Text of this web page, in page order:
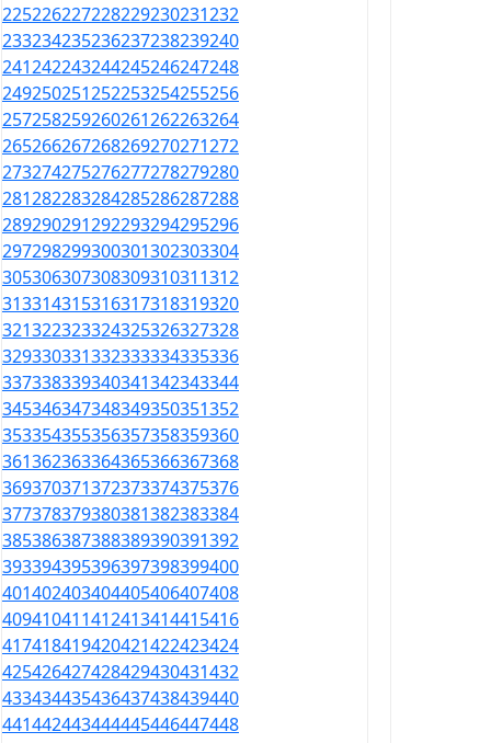
225226227228229230231232
233234235236237238239240
241242243244245246247248
249250251252253254255256
257258259260261262263264
265266267268269270271272
273274275276277278279280
281282283284285286287288
289290291292293294295296
297298299300301302303304
305306307308309310311312
313314315316317318319320
321322323324325326327328
329330331332333334335336
337338339340341342343344
345346347348349350351352
353354355356357358359360
361362363364365366367368
369370371372373374375376
377378379380381382383384
385386387388389390391392
393394395396397398399400
401402403404405406407408
409410411412413414415416
417418419420421422423424
425426427428429430431432
433434435436437438439440
441442443444445446447448